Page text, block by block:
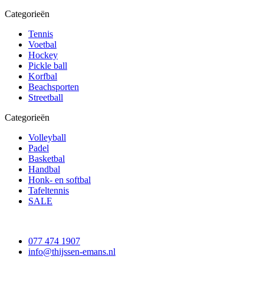
Categorieën
Tennis
Voetbal
Hockey
Pickle ball
Korfbal
Beachsporten
Streetball
Categorieën
Volleyball
Padel
Basketbal
Handbal
Honk- en softbal
Tafeltennis
SALE
077 474 1907
info@thijssen-emans.nl